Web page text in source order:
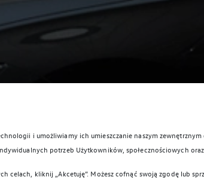
i umożliwiamy ich umieszczanie naszym
potrzeb Użytkowników, społecznościowych
celach, kliknij „Akcetuję”. Możesz cofnąć swoją zgodę lub